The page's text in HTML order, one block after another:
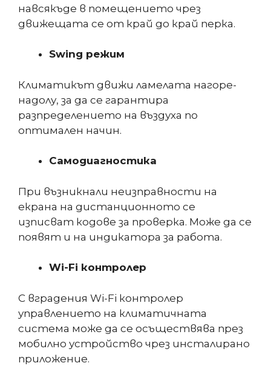
навсякъде в помещението чрез
движещата се от край до край перка.
Swing режим
Климатикът движи ламелата нагоре-
надолу, за да се гарантира
разпределението на въздуха по
оптимален начин.
Самодиагностика
При възникнали неизправности на
екрана на дистанционното се
изписват кодове за проверка. Може да се
появят и на индикатора за работа.
Wi-Fi контролер
С вградения Wi-Fi контролер
управлението на климатичната
система може да се осъществява през
мобилно устройство чрез инсталирано
приложение.